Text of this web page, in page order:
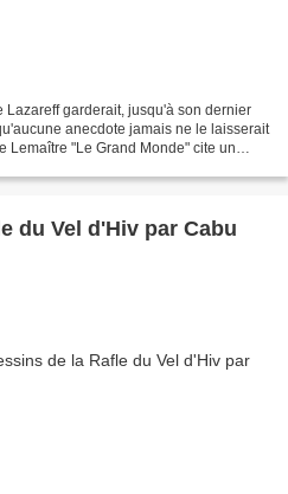
garderait, jusqu'à son dernier
anecdote jamais ne le laisserait
Lemaître "Le Grand Monde" cite un
du Vel d'Hiv par Cabu